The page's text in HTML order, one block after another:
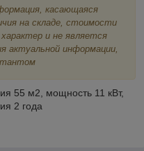
касающаяся
на складе, стоимости
и не является
актуальной информации,
55 м2, мощность 11 кВт,
2 года